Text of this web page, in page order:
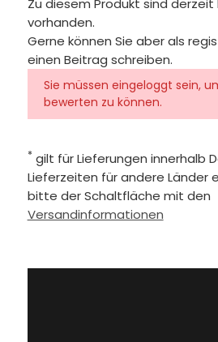
Zu diesem Produkt sind
vorhanden.
Gerne können Sie aber als
einen Beitrag schreiben.
Sie müssen eingeloggt sein,
bewerten zu können.
* gilt für Lieferungen innerhalb
Lieferzeiten für andere Länder
bitte der Schaltfläche mit den
Versandinformationen